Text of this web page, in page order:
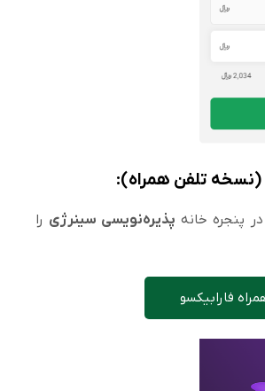
(نسخه تلفن همراه):
پنجره خانه پذیره‌نویسی سینرژی را
فارابیکسو